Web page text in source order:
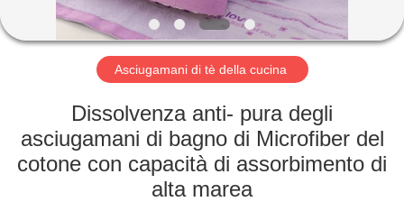
GIRO
FABBRICA
CONTROLLO
Asciugamani di tè della cucina
Dissolvenza anti- pura degli
asciugamani di bagno di Microfiber del
cotone con capacità di assorbimento di
alta marea